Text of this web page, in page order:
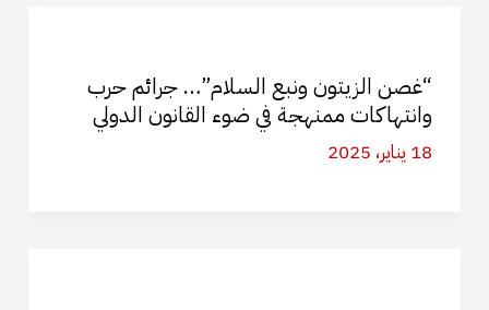
“غصن الزيتون ونبع السلام”… جرائم حرب
وانتهاكات ممنهجة في ضوء القانون الدولي
18 يناير، 2025